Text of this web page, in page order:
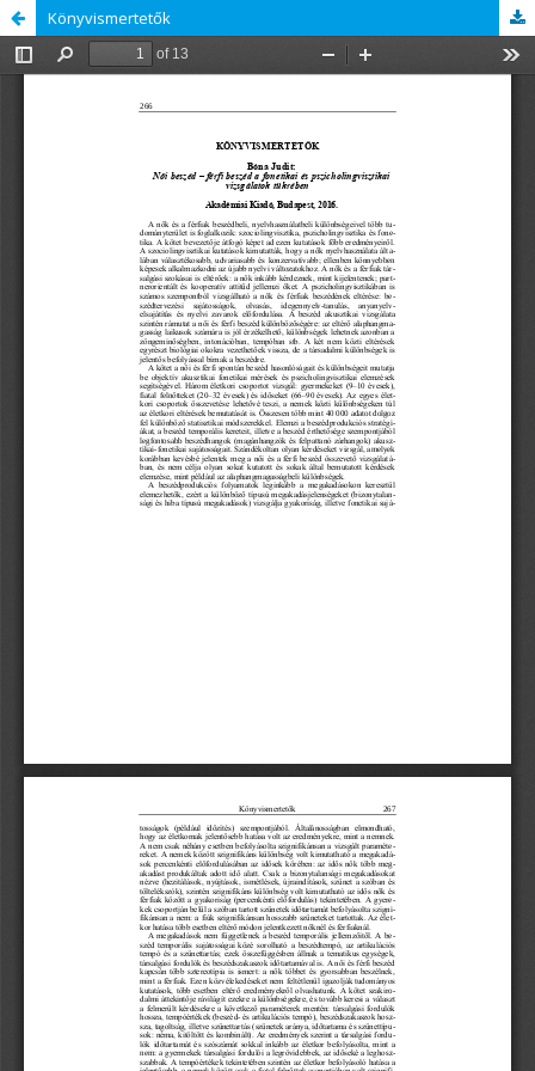
Könyvismertetők